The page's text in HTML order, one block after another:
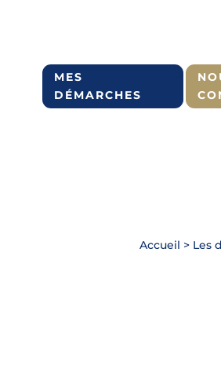
MES
DÉMARCHES
Accueil > Les